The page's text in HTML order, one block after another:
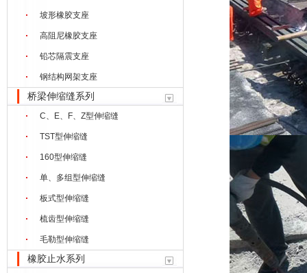
坡形橡胶支座
高阻尼橡胶支座
铅芯隔震支座
钢结构网架支座
桥梁伸缩缝系列
C、E、F、Z型伸缩缝
TST型伸缩缝
160型伸缩缝
单、多组型伸缩缝
板式型伸缩缝
梳齿型伸缩缝
毛勒型伸缩缝
橡胶止水系列